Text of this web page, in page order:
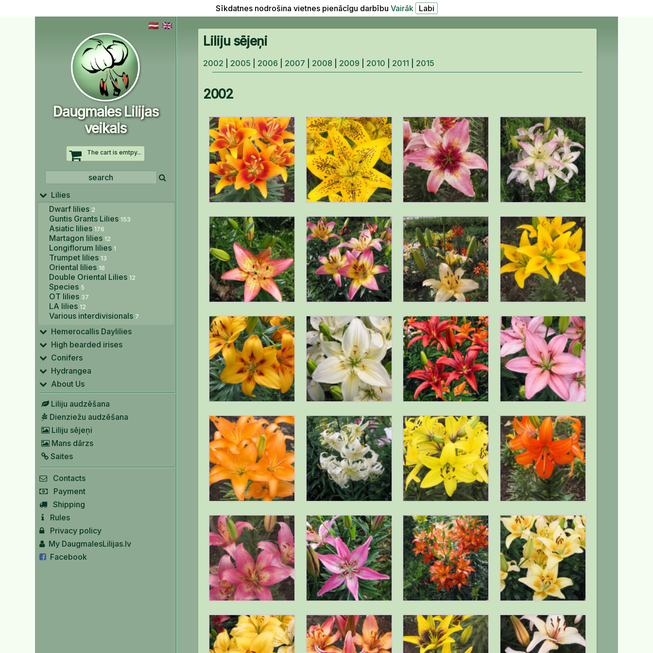
Sīkdatnes nodrošina vietnes pienācīgu darbību Vairāk
Daugmales Lilijas
veikals
The cart is emtpy...
Lilies
Dwarf lilies 2
Guntis Grants Lilies 153
Asiatic lilies 176
Martagon lilies 12
Longiflorum lilies 1
Trumpet lilies 13
Oriental lilies 16
Double Oriental Lilies 12
Species 5
OT lilies 37
LA lilies 12
Various interdivisionals 7
Hemerocallis Daylilies
High bearded irises
Conifers
Hydrangea
About Us
Liliju audzēšana
Dienziežu audzēšana
Liliju sējeņi
Mans dārzs
Saites
Contacts
Payment
Shipping
Rules
Privacy policy
My DaugmalesLilijas.lv
Facebook
Liliju sējeņi
2002 2005 2006 2007 2008 2009 2010 2011 2015
2002